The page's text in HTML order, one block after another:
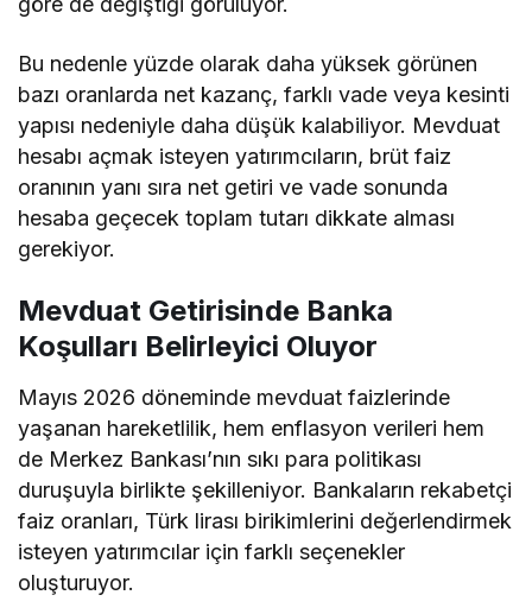
Bu nedenle yüzde olarak daha yüksek görünen
bazı oranlarda net kazanç, farklı vade veya kesinti
yapısı nedeniyle daha düşük kalabiliyor. Mevduat
hesabı açmak isteyen yatırımcıların, brüt faiz
oranının yanı sıra net getiri ve vade sonunda
hesaba geçecek toplam tutarı dikkate alması
gerekiyor.
Mevduat Getirisinde Banka
Koşulları Belirleyici Oluyor
Mayıs 2026 döneminde mevduat faizlerinde
yaşanan hareketlilik, hem enflasyon verileri hem
de Merkez Bankası’nın sıkı para politikası
duruşuyla birlikte şekilleniyor. Bankaların rekabetçi
faiz oranları, Türk lirası birikimlerini değerlendirmek
isteyen yatırımcılar için farklı seçenekler
oluşturuyor.